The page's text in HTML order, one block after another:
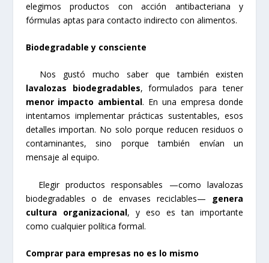
elegimos productos con acción antibacteriana y
fórmulas aptas para contacto indirecto con alimentos.
Biodegradable y consciente
Nos gustó mucho saber que también existen
lavalozas biodegradables, formulados para tener
menor impacto ambiental. En una empresa donde
intentamos implementar prácticas sustentables, esos
detalles importan. No solo porque reducen residuos o
contaminantes, sino porque también envían un
mensaje al equipo.
Elegir productos responsables —como lavalozas
biodegradables o de envases reciclables— genera
cultura organizacional, y eso es tan importante
como cualquier política formal.
Comprar para empresas no es lo mismo